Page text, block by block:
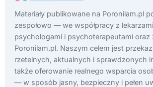
Materiały publikowane na Poronilam.pl
zespołowo — we współpracy z
psychologami i psychoterapeutami oraz
Poronilam.pl. Naszym celem jest
rzetelnych, aktualnych i sprawdzonych
także oferowanie realnego wsparcia
— w sposób jasny, bezpieczny i pełen